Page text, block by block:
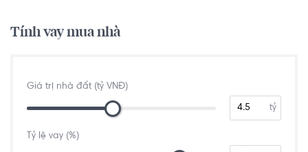
Tính vay mua nhà
Giá trị nhà đất (tỷ VNĐ)
tỷ
Tỷ lệ vay (%)